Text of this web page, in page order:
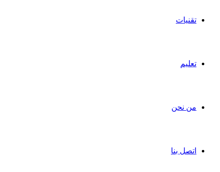
تقنيات
تعليم
من نحن
اتصل بنا